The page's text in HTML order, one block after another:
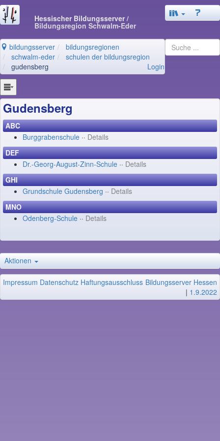
Hessischer Bildungsserver/
Bildungsregion Schwalm-Eder
bildungsserver
bildungsregionen
schwalm-eder
schulen der bildungsregion
gudensberg
Login
Gudensberg
ABC
Burggrabenschule ·· Details
DEF
Dr.-Georg-August-Zinn-Schule ·· Details
GHI
Grundschule Gudensberg ·· Details
MNO
Odenberg-Schule ·· Details
Aktionen
Impressum Datenschutz Haftungsausschluss Bildungsserver Hessen
| 1.9.2022